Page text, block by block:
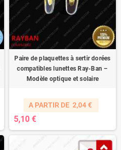
Paire de plaquettes à sertir dorées
compatibles lunettes Ray-Ban –
Modèle optique et solaire
A PARTIR DE 2,04 €
5,10 €